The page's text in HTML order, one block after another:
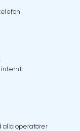
internt
alla operatörer